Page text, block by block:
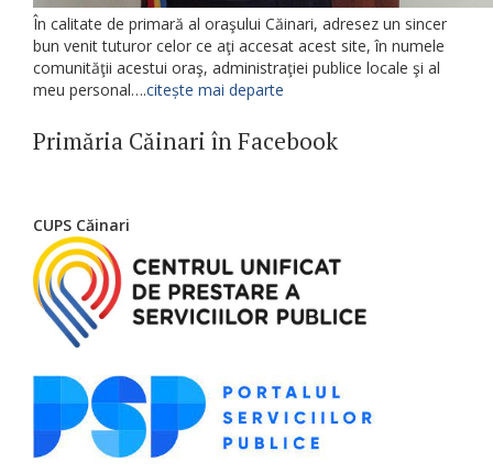
În calitate de primară al oraşului Căinari, adresez un sincer
bun venit tuturor celor ce aţi accesat acest site, în numele
comunităţii acestui oraş, administraţiei publice locale şi al
meu personal….citește mai departe
Primăria Căinari în Facebook
CUPS Căinari